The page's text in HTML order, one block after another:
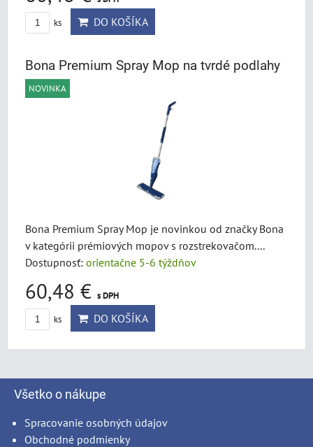
ks
DO KOŠÍKA
Bona Premium Spray Mop na tvrdé podlahy
NOVINKA
Bona Premium Spray Mop je novinkou od značky Bona
v kategórii prémiových mopov s rozstrekovačom....
Dostupnosť: orientačne 5-6 týždňov
60,48 € s DPH
ks
DO KOŠÍKA
Všetko o nákupe
Spracovanie osobných údajov
Obchodné podmienky